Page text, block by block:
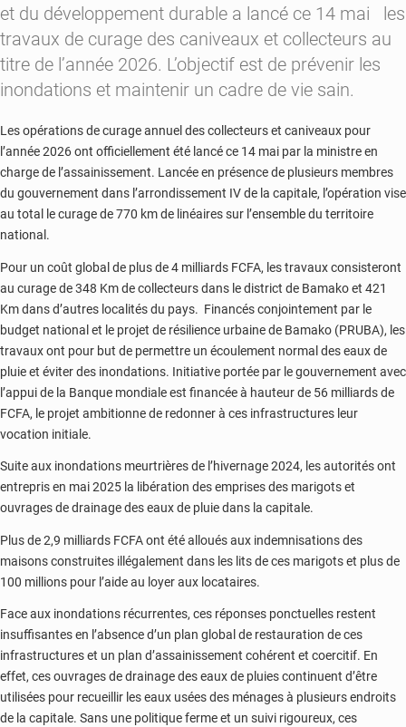
et du développement durable a lancé ce 14 mai les
travaux de curage des caniveaux et collecteurs au
titre de l’année 2026. L’objectif est de prévenir les
inondations et maintenir un cadre de vie sain.
Les opérations de curage annuel des collecteurs et caniveaux pour
l’année 2026 ont officiellement été lancé ce 14 mai par la ministre en
charge de l’assainissement. Lancée en présence de plusieurs membres
du gouvernement dans l’arrondissement IV de la capitale, l’opération vise
au total le curage de 770 km de linéaires sur l’ensemble du territoire
national.
Pour un coût global de plus de 4 milliards FCFA, les travaux consisteront
au curage de 348 Km de collecteurs dans le district de Bamako et 421
Km dans d’autres localités du pays. Financés conjointement par le
budget national et le projet de résilience urbaine de Bamako (PRUBA), les
travaux ont pour but de permettre un écoulement normal des eaux de
pluie et éviter des inondations. Initiative portée par le gouvernement avec
l’appui de la Banque mondiale est financée à hauteur de 56 milliards de
FCFA, le projet ambitionne de redonner à ces infrastructures leur
vocation initiale.
Suite aux inondations meurtrières de l’hivernage 2024, les autorités ont
entrepris en mai 2025 la libération des emprises des marigots et
ouvrages de drainage des eaux de pluie dans la capitale.
Plus de 2,9 milliards FCFA ont été alloués aux indemnisations des
maisons construites illégalement dans les lits de ces marigots et plus de
100 millions pour l’aide au loyer aux locataires.
Face aux inondations récurrentes, ces réponses ponctuelles restent
insuffisantes en l’absence d’un plan global de restauration de ces
infrastructures et un plan d’assainissement cohérent et coercitif. En
effet, ces ouvrages de drainage des eaux de pluies continuent d’être
utilisées pour recueillir les eaux usées des ménages à plusieurs endroits
de la capitale. Sans une politique ferme et un suivi rigoureux, ces